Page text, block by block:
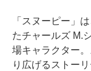
「スヌーピー」
たチャールズ M.
場キャラクター
り広げるストー